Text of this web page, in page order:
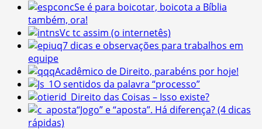
Se é para boicotar, boicota a Bíblia
também, ora!
Vc tc assim (o internetês)
7 dicas e observações para trabalhos em
equipe
Acadêmico de Direito, parabéns por hoje!
O sentidos da palavra “processo”
Direito das Coisas – Isso existe?
“Jogo” e “aposta”. Há diferença? (4 dicas
rápidas)